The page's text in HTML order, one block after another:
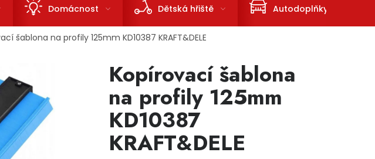
Domácnost Dětská hřiště Autodoplňky
šablona na profily 125mm KD10387 KRAFT&DELE
Kopírovací šablona
na profily 125mm
KD10387
KRAFT&DELE